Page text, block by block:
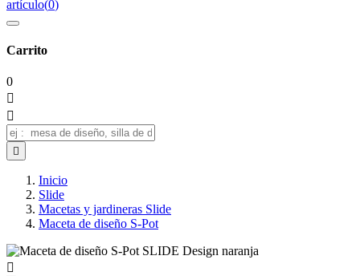
artículo(0)
Carrito
0



Inicio
Slide
Macetas y jardineras Slide
Maceta de diseño S-Pot
